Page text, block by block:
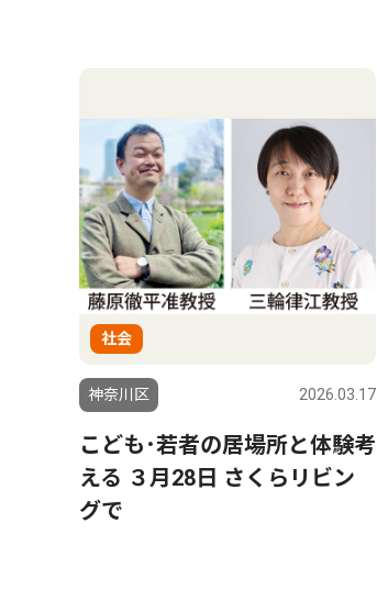
社会
神奈川区 2026.03.17
こども･若者の居場所と体験考
える ３月28日 さくらリビン
グで